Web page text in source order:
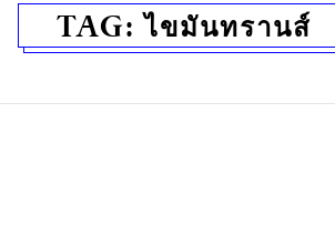
TAG:ไขมันทรานส์